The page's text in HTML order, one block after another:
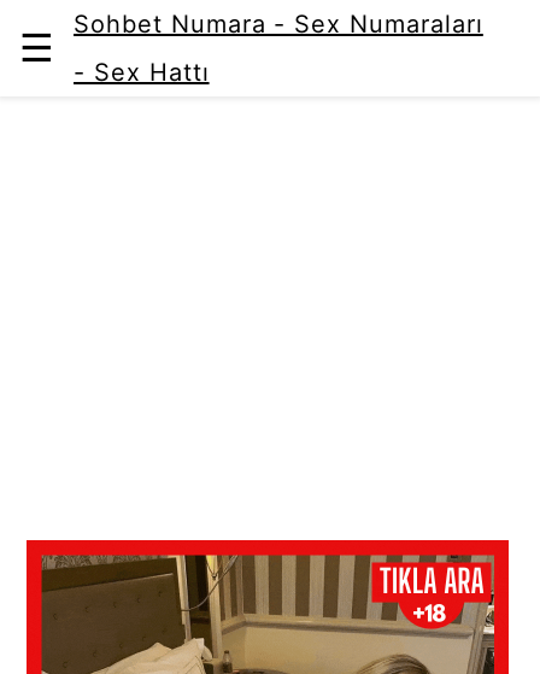
☰
Sohbet Numara - Sex Numaraları
- Sex Hattı